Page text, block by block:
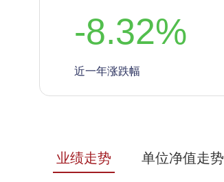
-8.32%
近一年涨跌幅
业绩走势 单位净值走势